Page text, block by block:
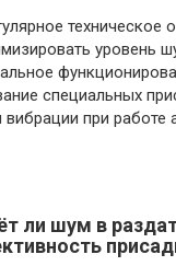
техническое
уровень
специальных
при работе
ли шум в